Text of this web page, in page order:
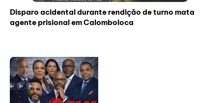
Disparo acidental durante rendição de turno mata
agente prisional em Calomboloca